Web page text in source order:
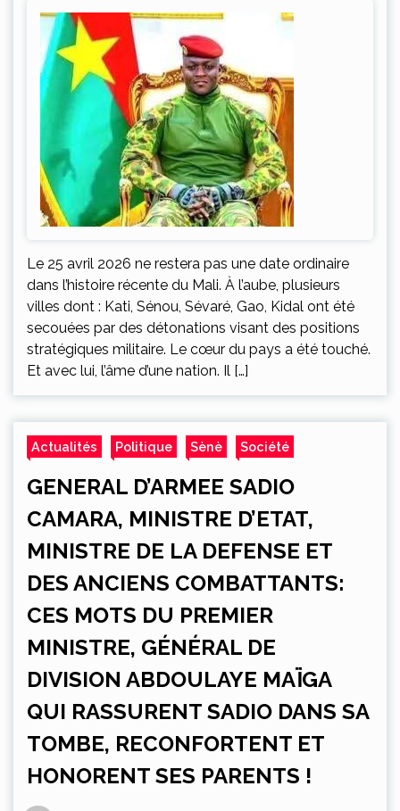
Le 25 avril 2026 ne restera pas une date ordinaire
dans l’histoire récente du Mali. À l’aube, plusieurs
villes dont : Kati, Sénou, Sévaré, Gao, Kidal ont été
secouées par des détonations visant des positions
stratégiques militaire. Le cœur du pays a été touché.
Et avec lui, l’âme d’une nation. Il […]
Actualités Politique Sènè Société
GENERAL D’ARMEE SADIO
CAMARA, MINISTRE D’ETAT,
MINISTRE DE LA DEFENSE ET
DES ANCIENS COMBATTANTS:
CES MOTS DU PREMIER
MINISTRE, GÉNÉRAL DE
DIVISION ABDOULAYE MAÏGA
QUI RASSURENT SADIO DANS SA
TOMBE, RECONFORTENT ET
HONORENT SES PARENTS !